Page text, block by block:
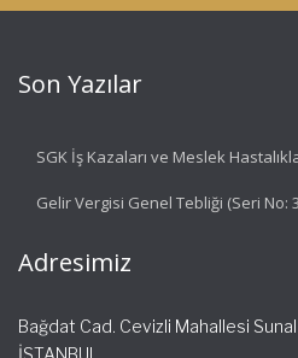
Son Yazılar
SGK İş Kazaları ve Meslek
Gelir Vergisi Genel Tebliği (Seri No:
Adresimiz
Bağdat Cad. Cevizli Mahallesi
İSTANBUL